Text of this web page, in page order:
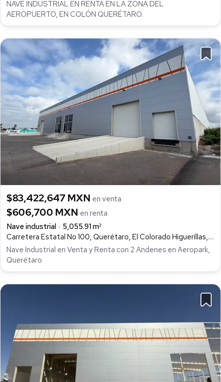
NAVE INDUSTRIAL EN RENTA EN LA ZONA DEL
AEROPUERTO, EN COLÓN QUERÉTARO.
$83,422,647 MXN en venta
$606,700 MXN en renta
Nave industrial
5,055.91 m²
Carretera Estatal No 100, Querétaro, El Colorado Higuerillas, Galeras, Colón
Nave Industrial en Venta y Renta con 2 Andenes en Aeropark,
Querétaro